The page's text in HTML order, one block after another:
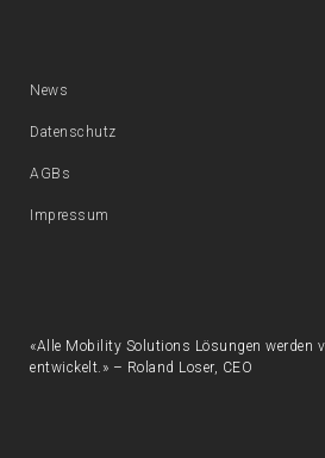
News
Datenschutz
AGBs
Impressum
«Alle Mobility Solutions Lösungen werden
entwickelt.» – Roland Loser, CEO